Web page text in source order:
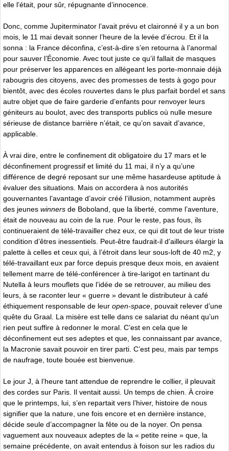
elle l’était, pour sûr, répugnante d’innocence.
Donc, comme Jupiterminator l’avait prévu et claironné il y a un bon
mois, le 11 mai devait sonner l’heure de la levée d’écrou. Et il la
sonna : la France déconfina, c’est-à-dire s’en retourna à l’anormal
pour sauver l’Économie. Avec tout juste ce qu’il fallait de masques
pour préserver les apparences en allégeant les porte-monnaie déjà
rabougris des citoyens, avec des promesses de tests à gogo pour
bientôt, avec des écoles rouvertes dans le plus parfait bordel et sans
autre objet que de faire garderie d’enfants pour renvoyer leurs
géniteurs au boulot, avec des transports publics où nulle mesure
sérieuse de distance barrière n’était, ce qu’on savait d’avance,
applicable.
À vrai dire, entre le confinement dit obligatoire du 17 mars et le
déconfinement progressif et limité du 11 mai, il n’y a qu’une
différence de degré reposant sur une même hasardeuse aptitude à
évaluer des situations. Mais on accordera à nos autorités
gouvernantes l’avantage d’avoir créé l’illusion, notamment auprès
des jeunes winners de Boboland, que la liberté, comme l’aventure,
était de nouveau au coin de la rue. Pour le reste, pas fous, ils
continueraient de télé-travailler chez eux, ce qui dit tout de leur triste
condition d’êtres inessentiels. Peut-être faudrait-il d’ailleurs élargir la
palette à celles et ceux qui, à l’étroit dans leur sous-loft de 40 m2, y
télé-travaillant eux par force depuis presque deux mois, en avaient
tellement marre de télé-conférencer à tire-larigot en tartinant du
Nutella à leurs mouflets que l’idée de se retrouver, au milieu des
leurs, à se raconter leur « guerre » devant le distributeur à café
éthiquement responsable de leur open-space, pouvait relever d’une
quête du Graal. La misère est telle dans ce salariat du néant qu’un
rien peut suffire à redonner le moral. C’est en cela que le
déconfinement eut ses adeptes et que, les connaissant par avance,
la Macronie savait pouvoir en tirer parti. C’est peu, mais par temps
de naufrage, toute bouée est bienvenue.
Le jour J, à l’heure tant attendue de reprendre le collier, il pleuvait
des cordes sur Paris. Il ventait aussi. Un temps de chien. À croire
que le printemps, lui, s’en repartait vers l’hiver, histoire de nous
signifier que la nature, une fois encore et en dernière instance,
décide seule d’accompagner la fête ou de la noyer. On pensa
vaguement aux nouveaux adeptes de la « petite reine » que, la
semaine précédente, on avait entendus à foison sur les radios du